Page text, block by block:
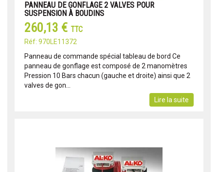
PANNEAU DE GONFLAGE 2 VALVES POUR
SUSPENSION À BOUDINS
260,13 € TTC
Réf: 970LE11372
Panneau de commande spécial tableau de bord Ce
panneau de gonflage est composé de 2 manomètres
Pression 10 Bars chacun (gauche et droite) ainsi que 2
valves de gon...
Lire la suite